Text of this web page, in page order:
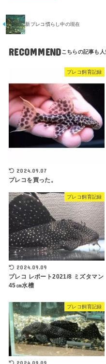
新プレコ慣らし中の現在
RECOMMEND
プレコ飼育記録
2024.09.07
プレコを買った。
プレコ飼育記録
2024.09.09
プレコ レポート2021/8 ミズタマン
45㎝水槽
プレコ飼育記録